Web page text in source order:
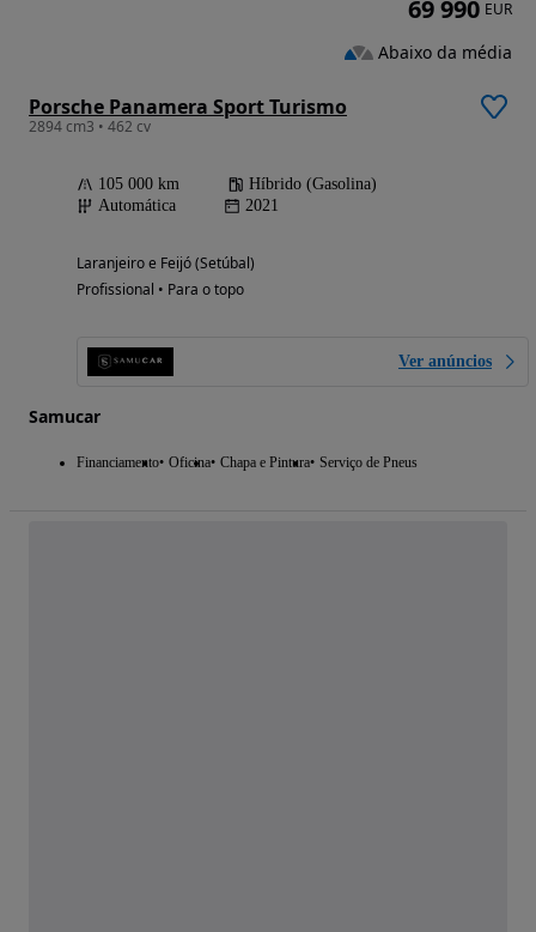
Porsche Panamera Sport Turismo
2894 cm3 • 462 cv
105 000 km
Híbrido (Gasolina)
Automática
2021
Laranjeiro e Feijó (Setúbal)
Profissional • Para o topo
Ver anúncios
Samucar
Financiamento Oficina Chapa e Pintura Serviço de Pneus
69 990 EUR
Abaixo da média